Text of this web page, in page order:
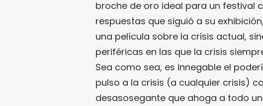
broche de oro ideal para un festival
respuestas que siguió a su
una película sobre la crisis actual,
periféricas en las que la crisis
Sea como sea, es innegable el
pulso a la crisis (a cualquier crisis)
desasosegante que ahoga a todo